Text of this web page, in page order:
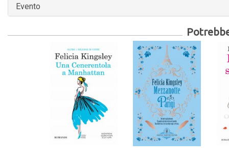
Evento